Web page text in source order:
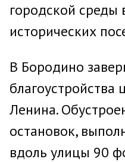
городской среды
исторических
В Бородино
благоустройства
Ленина.
остановок,
вдоль улицы 90